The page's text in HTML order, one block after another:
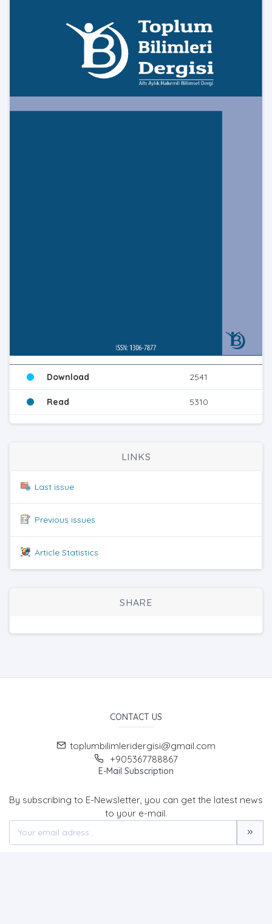
Download 2541
Read 5310
LINKS
Last issue
Previous issues
Article Statistics
SHARE
CONTACT US
toplumbilimleridergisi@gmail.com
+905367788867
E-Mail Subscription
By subscribing to E-Newsletter, you can get the latest news
to your e-mail.